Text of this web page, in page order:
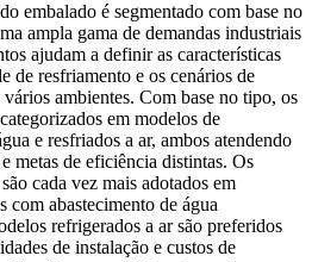
embalado é segmentado com base no
ampla gama de demandas industriais
ajudam a definir as características
de resfriamento e os cenários de
ambientes. Com base no tipo, os
em modelos de
e resfriados a ar, ambos atendendo
metas de eficiência distintas. Os
cada vez mais adotados em
com abastecimento de água
refrigerados a ar são preferidos
de instalação e custos de